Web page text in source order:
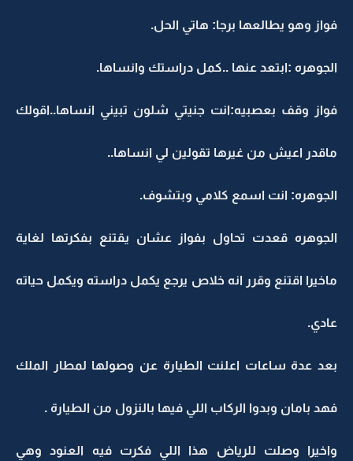
فواز وهو يطالعها برجا: هاتي الحل.
الجوهره :ابتعد عنها ..كمل دراستك وانساها.
فواز وقف بعصبيه:انت جنيتي شلون تبيني انساها..اقولك
ماقدر اعيش من غيرها تقولين لي انساها..
الجوهره: انت اسمع كلامي وبتشوف.
الجوهره قعدت تحاول بفواز عشان يقتنع بفكرتها لغاية
ماخيرا اقتنع وقرر انه خلاص يرجع يكمل دراسته ويكمل حياته
عادي.
بعد عدة ساعات اعلنت الطيارة عن وصولها لمطار الملك
فهد بامان وبدوا الركاب اللي فيها بالنزول من الطيارة .
واخيرا وصلت للرياض هذا اللي فكرت فيه العنود وهي